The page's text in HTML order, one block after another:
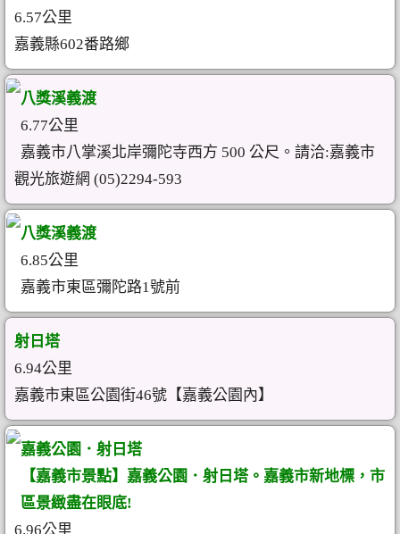
6.57公里
嘉義縣602番路鄉
八獎溪義渡
6.77公里
嘉義市八掌溪北岸彌陀寺西方 500 公尺。請洽:嘉義市
觀光旅遊網 (05)2294-593
八獎溪義渡
6.85公里
嘉義市東區彌陀路1號前
射日塔
6.94公里
嘉義市東區公園街46號【嘉義公園內】
嘉義公園．射日塔
【嘉義市景點】嘉義公園．射日塔。嘉義市新地標，市
區景緻盡在眼底!
6.96公里